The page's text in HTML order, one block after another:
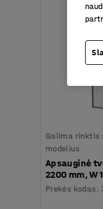
Galima rinktis
modelius
Apsauginė
2200 mm, W
Prekės kodas :